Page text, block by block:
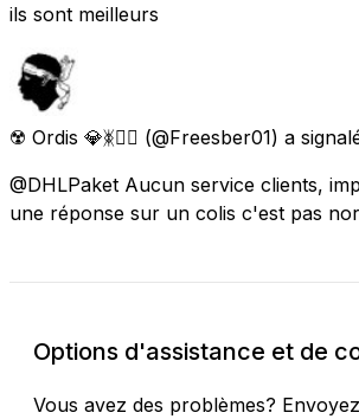
ils sont meilleurs
☢️ Ordis 💎ᛤ🏴‍☠️ (@Freesber01) a
@DHLPaket Aucun service clients,
une réponse sur un colis c'est pas
Options d'assistance et de
Vous avez des problèmes?